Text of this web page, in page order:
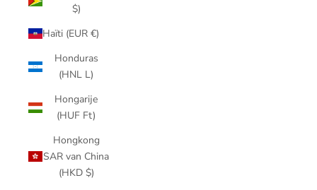
$)
Haïti (EUR €)
Honduras
(HNL L)
Hongarije
(HUF Ft)
Hongkong
SAR van China
(HKD $)